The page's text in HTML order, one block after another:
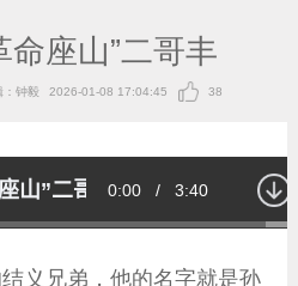
命座山”二哥丰
：钟毅 2026-01-08 17:04:45 38
山”二哥丰Current
0:00 / Duration
3:40
Loaded:
义兄弟，他的名字就是孙